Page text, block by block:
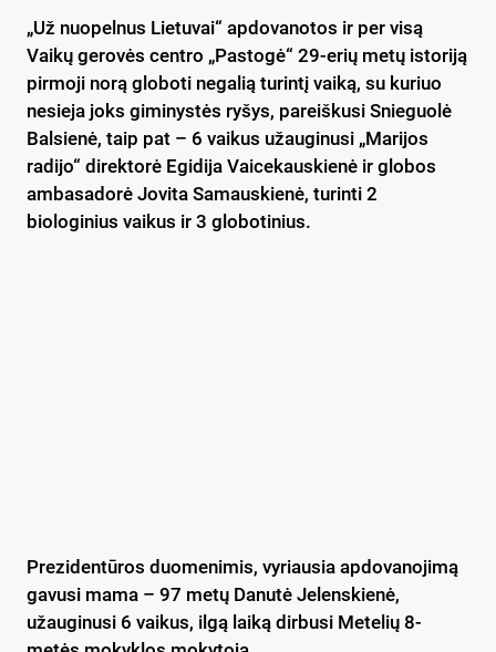
„Už nuopelnus Lietuvai“ apdovanotos ir per visą
Vaikų gerovės centro „Pastogė“ 29-erių metų istoriją
pirmoji norą globoti negalią turintį vaiką, su kuriuo
nesieja joks giminystės ryšys, pareiškusi Snieguolė
Balsienė, taip pat – 6 vaikus užauginusi „Marijos
radijo“ direktorė Egidija Vaicekauskienė ir globos
ambasadorė Jovita Samauskienė, turinti 2
biologinius vaikus ir 3 globotinius.
Prezidentūros duomenimis, vyriausia apdovanojimą
gavusi mama – 97 metų Danutė Jelenskienė,
užauginusi 6 vaikus, ilgą laiką dirbusi Metelių 8-